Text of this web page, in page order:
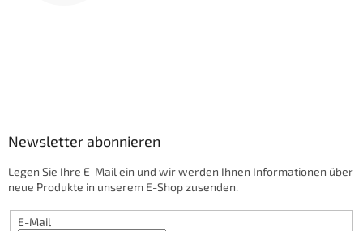
Newsletter abonnieren
Legen Sie Ihre E-Mail ein und wir werden Ihnen Informationen über
neue Produkte in unserem E-Shop zusenden.
E-Mail